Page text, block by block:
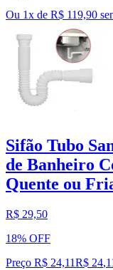
Ou 1x de R$ 119,90
Sifão Tubo
de Banheiro
Quente ou
R$ 29,50
18% OFF
Preço R$ 24,11R$ 24,